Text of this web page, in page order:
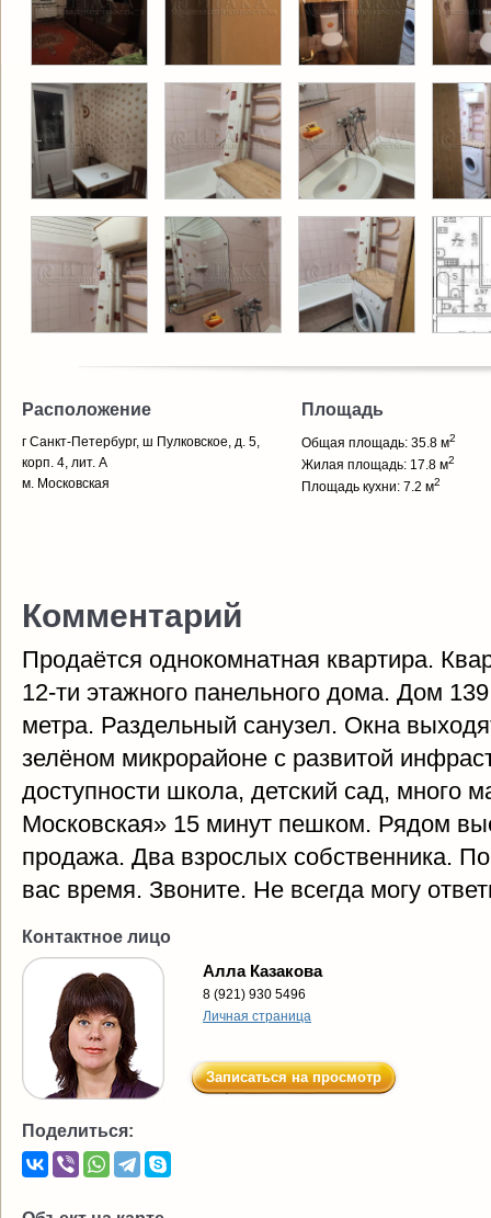
Расположение
г Санкт-Петербург, ш Пулковское, д. 5,
корп. 4, лит. А
м. Московская
Площадь
Общая площадь: 35.8 м2
Жилая площадь: 17.8 м2
Площадь кухни: 7.2 м2
Комментарий
Продаётся однокомнатная квартира.
12-ти этажного панельного дома. Дом
метра. Раздельный санузел. Окна
зелёном микрорайоне с развитой
доступности школа, детский сад, много
Московская» 15 минут пешком. Рядом
продажа. Два взрослых собственника.
вас время. Звоните. Не всегда могу
Контактное лицо
Алла Казакова
8 (921) 930 5496
Личная страница
Записаться на просмотр
Поделиться: